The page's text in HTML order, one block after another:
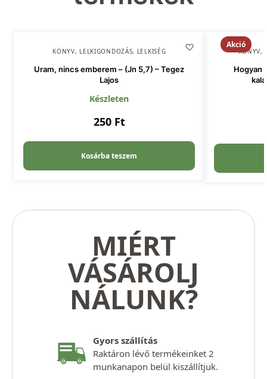
KÖNYV, LELKIGONDOZÁS, LELKISÉG
Uram, nincs emberem – (Jn 5,7) – Tegez
Lajos
Készleten
250 Ft
Kosárba teszem
Akció
KÖNYV,
Hogyan
MIÉRT
VÁSÁROLJ
NÁLUNK?
Gyors szállítás
Raktáron lévő termékeinket 2
munkanapon belül kiszállítjuk.